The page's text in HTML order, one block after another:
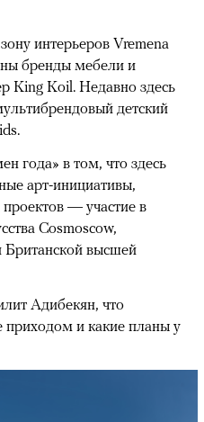
интерьеров Vremena
бренды мебели и
King Koil. Недавно здесь
детский
года» в том, что здесь
арт-инициативы,
— участие в
Cosmoscow,
высшей
Адибекян, что
приходом и какие планы у